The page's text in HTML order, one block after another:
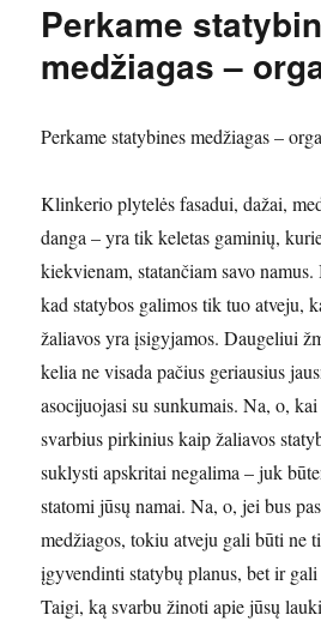
Perkame
medžiagas –
Perkame statybines medžiagas –
Klinkerio plytelės fasadui, dažai,
danga – yra tik keletas gaminių,
kiekvienam, statančiam savo
kad statybos galimos tik tuo atveju,
žaliavos yra įsigyjamos. Daugeliui
kelia ne visada pačius geriausius
asocijuojasi su sunkumais. Na, o,
svarbius pirkinius kaip žaliavos
suklysti apskritai negalima – juk
statomi jūsų namai. Na, o, jei bus
medžiagos, tokiu atveju gali būti ne
įgyvendinti statybų planus, bet ir
Taigi, ką svarbu žinoti apie jūsų